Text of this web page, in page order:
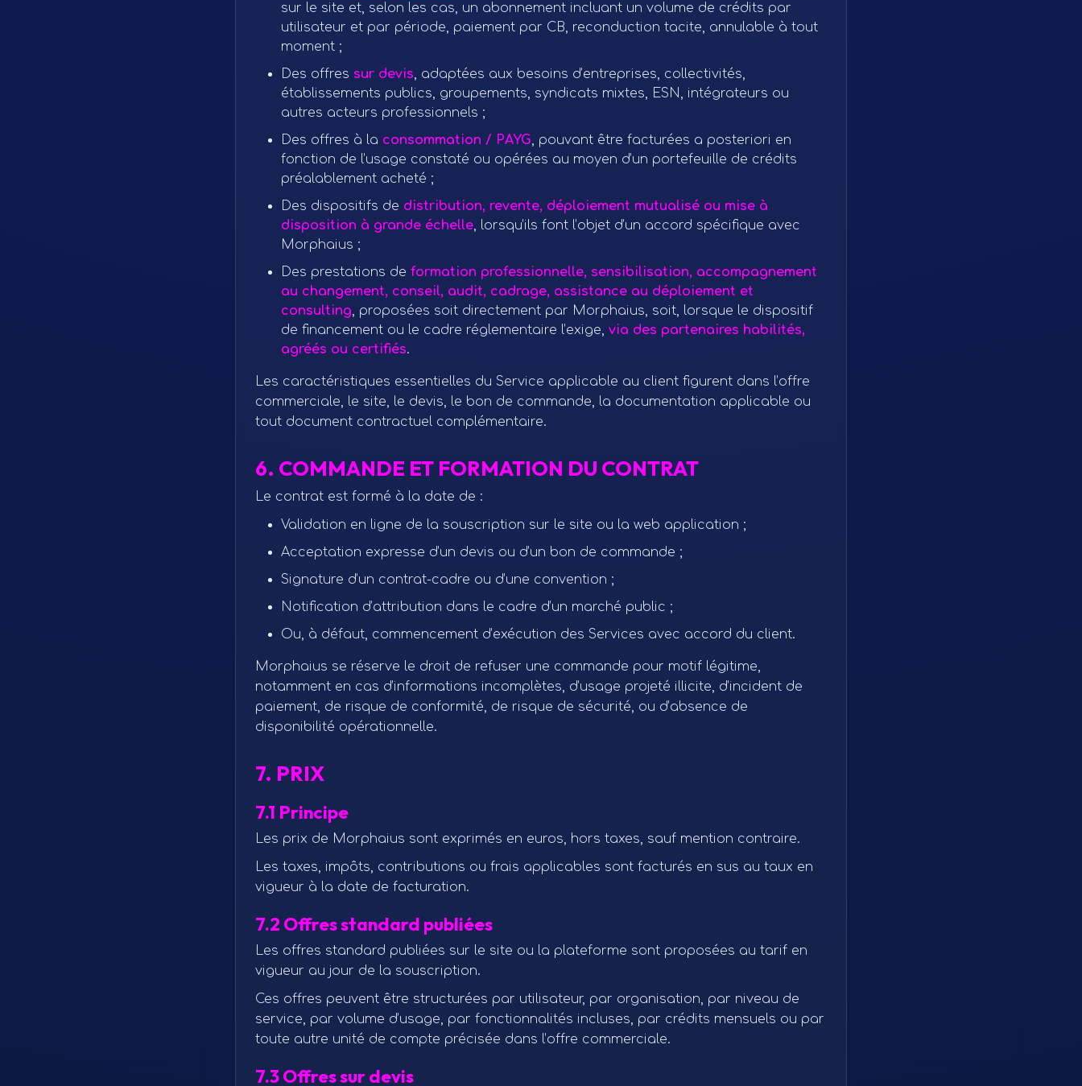
sur le site et, selon les cas, un abonnement incluant un volume de crédits par
utilisateur et par période, paiement par CB, reconduction tacite, annulable à tout
moment ;
Des offres sur devis, adaptées aux besoins d’entreprises, collectivités,
établissements publics, groupements, syndicats mixtes, ESN, intégrateurs ou
autres acteurs professionnels ;
Des offres à la consommation / PAYG, pouvant être facturées a posteriori en
fonction de l’usage constaté ou opérées au moyen d’un portefeuille de crédits
préalablement acheté ;
Des dispositifs de distribution, revente, déploiement mutualisé ou mise à
disposition à grande échelle, lorsqu’ils font l’objet d’un accord spécifique avec
Morphaius ;
Des prestations de formation professionnelle, sensibilisation, accompagnement
au changement, conseil, audit, cadrage, assistance au déploiement et
consulting, proposées soit directement par Morphaius, soit, lorsque le dispositif
de financement ou le cadre réglementaire l’exige, via des partenaires habilités,
agréés ou certifiés.
Les caractéristiques essentielles du Service applicable au client figurent dans l’offre
commerciale, le site, le devis, le bon de commande, la documentation applicable ou
tout document contractuel complémentaire.
6. COMMANDE ET FORMATION DU CONTRAT
Le contrat est formé à la date de :
Validation en ligne de la souscription sur le site ou la web application ;
Acceptation expresse d’un devis ou d’un bon de commande ;
Signature d’un contrat-cadre ou d’une convention ;
Notification d’attribution dans le cadre d’un marché public ;
Ou, à défaut, commencement d’exécution des Services avec accord du client.
Morphaius se réserve le droit de refuser une commande pour motif légitime,
notamment en cas d’informations incomplètes, d’usage projeté illicite, d’incident de
paiement, de risque de conformité, de risque de sécurité, ou d’absence de
disponibilité opérationnelle.
7. PRIX
7.1 Principe
Les prix de Morphaius sont exprimés en euros, hors taxes, sauf mention contraire.
Les taxes, impôts, contributions ou frais applicables sont facturés en sus au taux en
vigueur à la date de facturation.
7.2 Offres standard publiées
Les offres standard publiées sur le site ou la plateforme sont proposées au tarif en
vigueur au jour de la souscription.
Ces offres peuvent être structurées par utilisateur, par organisation, par niveau de
service, par volume d’usage, par fonctionnalités incluses, par crédits mensuels ou par
toute autre unité de compte précisée dans l’offre commerciale.
7.3 Offres sur devis